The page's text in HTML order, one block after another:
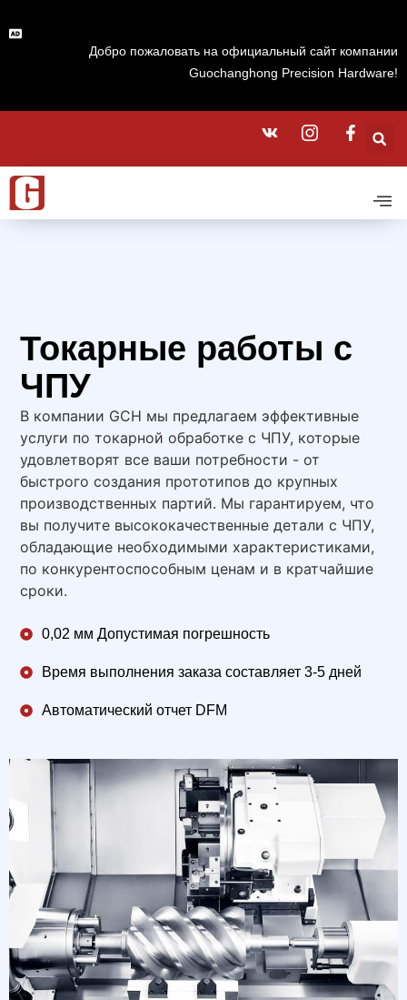
Добро пожаловать на официальный сайт компании
Guochanghong Precision Hardware!
Токарные работы с
ЧПУ
В компании GCH мы предлагаем эффективные
услуги по токарной обработке с ЧПУ, которые
удовлетворят все ваши потребности - от
быстрого создания прототипов до крупных
производственных партий. Мы гарантируем, что
вы получите высококачественные детали с ЧПУ,
обладающие необходимыми характеристиками,
по конкурентоспособным ценам и в кратчайшие
сроки.
0,02 мм Допустимая погрешность
Время выполнения заказа составляет 3-5 дней
Автоматический отчет DFM